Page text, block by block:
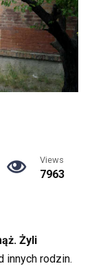
Views
7963
Żyli
innych rodzin.